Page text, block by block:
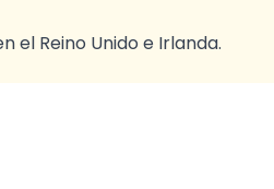
el Reino Unido e Irlanda.